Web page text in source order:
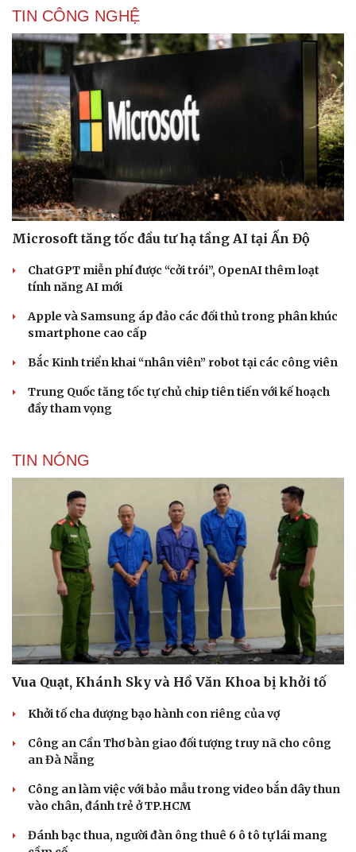
TIN CÔNG NGHỆ
Microsoft tăng tốc đầu tư hạ tầng AI tại Ấn Độ
ChatGPT miễn phí được “cởi trói”, OpenAI thêm loạt
tính năng AI mới
Apple và Samsung áp đảo các đối thủ trong phân khúc
smartphone cao cấp
Bắc Kinh triển khai “nhân viên” robot tại các công viên
Trung Quốc tăng tốc tự chủ chip tiên tiến với kế hoạch
đầy tham vọng
TIN NÓNG
Vua Quạt, Khánh Sky và Hồ Văn Khoa bị khởi tố
Khởi tố cha dượng bạo hành con riêng của vợ
Công an Cần Thơ bàn giao đối tượng truy nã cho công
an Đà Nẵng
Công an làm việc với bảo mẫu trong video bắn dây thun
vào chân, đánh trẻ ở TP.HCM
Đánh bạc thua, người đàn ông thuê 6 ô tô tự lái mang